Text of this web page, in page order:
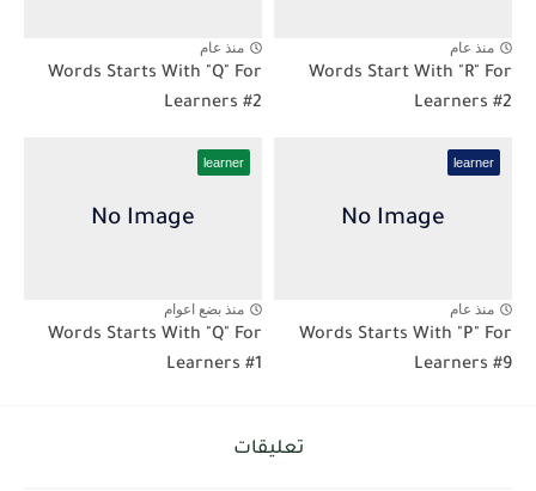
منذ عام
Words Start With "R" For
Learners #2
منذ عام
Words Starts With "Q" For
Learners #2
learner
منذ عام
Words Starts With "P" For
Learners #9
learner
منذ بضع اعوام
Words Starts With "Q" For
Learners #1
تعليقات